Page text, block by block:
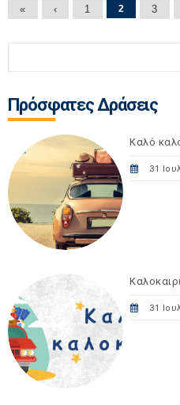
Σελίδες
« ‹ 1 2 3
Πρόσφατες Δράσεις
Καλό
31
31